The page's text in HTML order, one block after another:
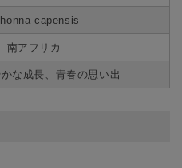
capensis
南アフリカ
な成長、青春の思い出